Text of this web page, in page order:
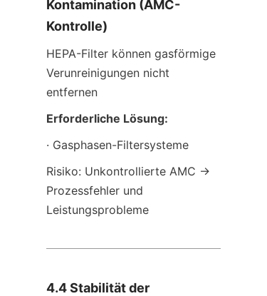
Kontamination (AMC-
Kontrolle)
HEPA-Filter können gasförmige
Verunreinigungen nicht
entfernen
Erforderliche Lösung:
· Gasphasen-Filtersysteme
Risiko: Unkontrollierte AMC →
Prozessfehler und
Leistungsprobleme
4.4 Stabilität der